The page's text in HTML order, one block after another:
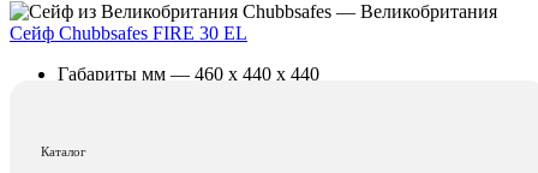
Каталог
Chubbsafes — Великобритания
Сейф Chubbsafes FIRE 30 EL
Габариты мм — 460 x 440 x 440
174 548 ₽